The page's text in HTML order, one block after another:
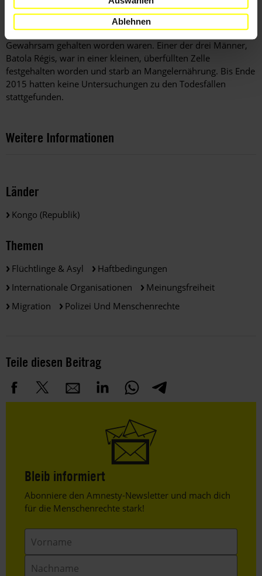
Ablehnen
Zustände und sanitären Einrichtungen entsprachen nicht dem
erforderlichen Standard. Im April 2015 starben drei Männer,
die in der zentralen Polizeistation von Pointe-Noire in
Gewahrsam gehalten worden waren. Einer der drei Männer,
Batola Régis, war in einer kleinen, überfüllten Zelle
festgehalten worden und starb an Mangelernährung. Bis Ende
2015 hatten keine Untersuchungen zu den Todesfällen
stattgefunden.
Weitere Informationen
Länder
Kongo (Republik)
Themen
Flüchtlinge & Asyl
Haftbedingungen
Internationale Organisationen
Meinungsfreiheit
Migration
Polizei Und Menschenrechte
Teile diesen Beitrag
Bleib informiert
Header
Text
Abonniere den Amnesty-Newsletter und mach dich
für die Menschenrechte stark!